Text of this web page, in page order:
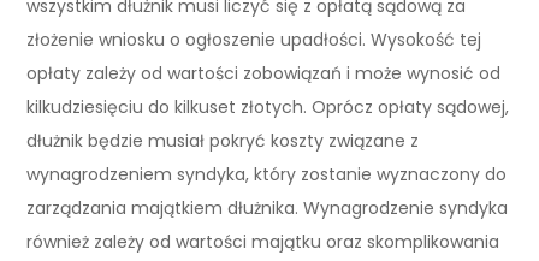
wszystkim dłużnik musi liczyć się z opłatą sądową za
złożenie wniosku o ogłoszenie upadłości. Wysokość tej
opłaty zależy od wartości zobowiązań i może wynosić od
kilkudziesięciu do kilkuset złotych. Oprócz opłaty sądowej,
dłużnik będzie musiał pokryć koszty związane z
wynagrodzeniem syndyka, który zostanie wyznaczony do
zarządzania majątkiem dłużnika. Wynagrodzenie syndyka
również zależy od wartości majątku oraz skomplikowania